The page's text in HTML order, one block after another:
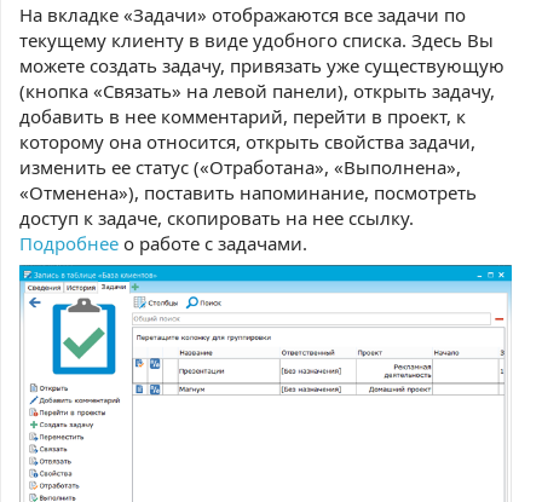
На вкладке «Задачи» отображаются все задачи по
текущему клиенту в виде удобного списка. Здесь Вы
можете создать задачу, привязать уже существующую
(кнопка «Связать» на левой панели), открыть задачу,
добавить в нее комментарий, перейти в проект, к
которому она относится, открыть свойства задачи,
изменить ее статус («Отработана», «Выполнена»,
«Отменена»), поставить напоминание, посмотреть
доступ к задаче, скопировать на нее ссылку.
Подробнее о работе с задачами.